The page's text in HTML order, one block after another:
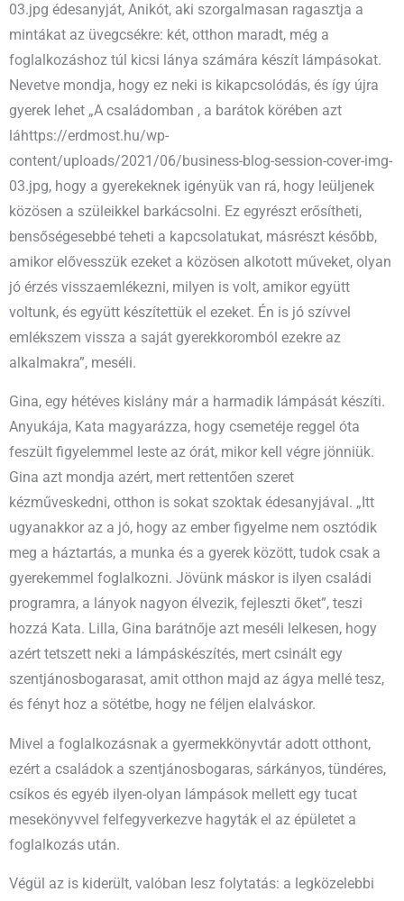
03.jpg édesanyját, Anikót, aki szorgalmasan ragasztja a
mintákat az üvegcsékre: két, otthon maradt, még a
foglalkozáshoz túl kicsi lánya számára készít lámpásokat.
Nevetve mondja, hogy ez neki is kikapcsolódás, és így újra
gyerek lehet „A családomban , a barátok körében azt
láhttps://erdmost.hu/wp-
content/uploads/2021/06/business-blog-session-cover-img-
03.jpg, hogy a gyerekeknek igényük van rá, hogy leüljenek
közösen a szüleikkel barkácsolni. Ez egyrészt erősítheti,
bensőségesebbé teheti a kapcsolatukat, másrészt később,
amikor elővesszük ezeket a közösen alkotott műveket, olyan
jó érzés visszaemlékezni, milyen is volt, amikor együtt
voltunk, és együtt készítettük el ezeket. Én is jó szívvel
emlékszem vissza a saját gyerekkoromból ezekre az
alkalmakra”, meséli.
Gina, egy hétéves kislány már a harmadik lámpását készíti.
Anyukája, Kata magyarázza, hogy csemetéje reggel óta
feszült figyelemmel leste az órát, mikor kell végre jönniük.
Gina azt mondja azért, mert rettentően szeret
kézműveskedni, otthon is sokat szoktak édesanyjával. „Itt
ugyanakkor az a jó, hogy az ember figyelme nem osztódik
meg a háztartás, a munka és a gyerek között, tudok csak a
gyerekemmel foglalkozni. Jövünk máskor is ilyen családi
programra, a lányok nagyon élvezik, fejleszti őket”, teszi
hozzá Kata. Lilla, Gina barátnője azt meséli lelkesen, hogy
azért tetszett neki a lámpáskészítés, mert csinált egy
szentjánosbogarasat, amit otthon majd az ágya mellé tesz,
és fényt hoz a sötétbe, hogy ne féljen elalváskor.
Mivel a foglalkozásnak a gyermekkönyvtár adott otthont,
ezért a családok a szentjánosbogaras, sárkányos, tündéres,
csíkos és egyéb ilyen-olyan lámpások mellett egy tucat
mesekönyvvel felfegyverkezve hagyták el az épületet a
foglalkozás után.
Végül az is kiderült, valóban lesz folytatás: a legközelebbi